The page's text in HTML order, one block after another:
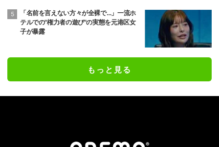
「名前を言えない方々が全裸で…」一流ホ
テルでの"権力者の遊び"の実態を元港区女
子が暴露
もっと見る